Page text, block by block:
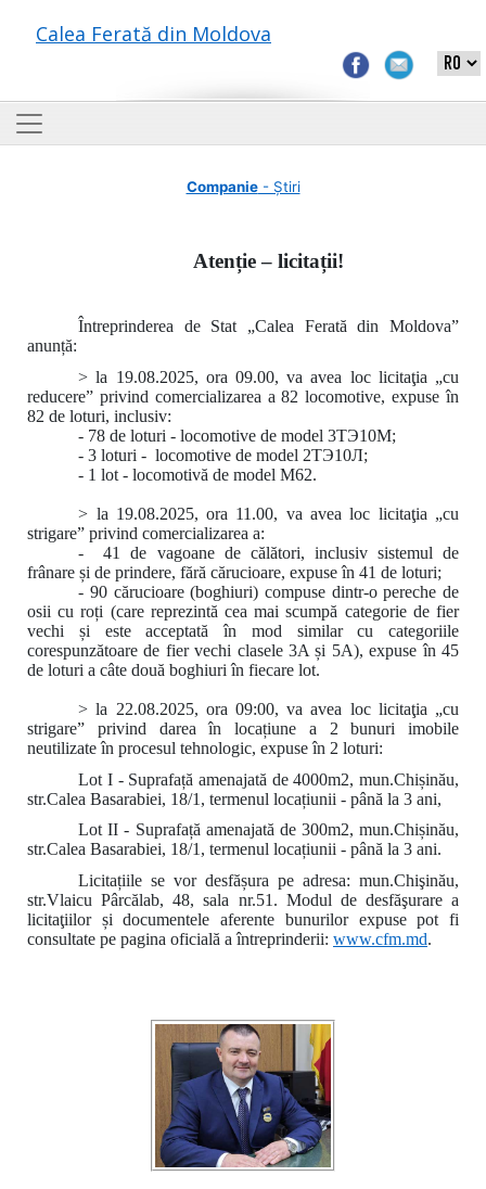
Calea Ferată din Moldova
Companie- Știri
Atenție – licitații!
Întreprinderea de Stat „Calea Ferată din Moldova”
anunță:
> la 19.08.2025, ora 09.00, va avea loc licitaţia „cu
reducere” privind comercializarea a 82 locomotive, expuse în
82 de loturi, inclusiv:
- 78 de loturi - locomotive de model 3ТЭ10М;
- 3 loturi - locomotive de model 2ТЭ10Л;
- 1 lot - locomotivă de model M62.
> la 19.08.2025, ora 11.00, va avea loc licitaţia „cu
strigare” privind comercializarea a:
- 41 de vagoane de călători, inclusiv sistemul de
frânare și de prindere, fără cărucioare, expuse în 41 de loturi;
- 90 cărucioare (boghiuri) compuse dintr-o pereche de
osii cu roți (care reprezintă cea mai scumpă categorie de fier
vechi și este acceptată în mod similar cu categoriile
corespunzătoare de fier vechi clasele 3A și 5A), expuse în 45
de loturi a câte două boghiuri în fiecare lot.
> la 22.08.2025, ora 09:00, va avea loc licitaţia „cu
strigare” privind darea în locațiune a 2 bunuri imobile
neutilizate în procesul tehnologic, expuse în 2 loturi:
Lot I - Suprafață amenajată de 4000m2, mun.Chișinău,
str.Calea Basarabiei, 18/1, termenul locațiunii - până la 3 ani,
Lot II - Suprafață amenajată de 300m2, mun.Chișinău,
str.Calea Basarabiei, 18/1, termenul locațiunii - până la 3 ani.
Licitațiile se vor desfășura pe adresa: mun.Chişinău,
str.Vlaicu Pârcălab, 48, sala nr.51. Modul de desfăşurare a
licitaţiilor și documentele aferente bunurilor expuse pot fi
consultate pe pagina oficială a întreprinderii: www.cfm.md.